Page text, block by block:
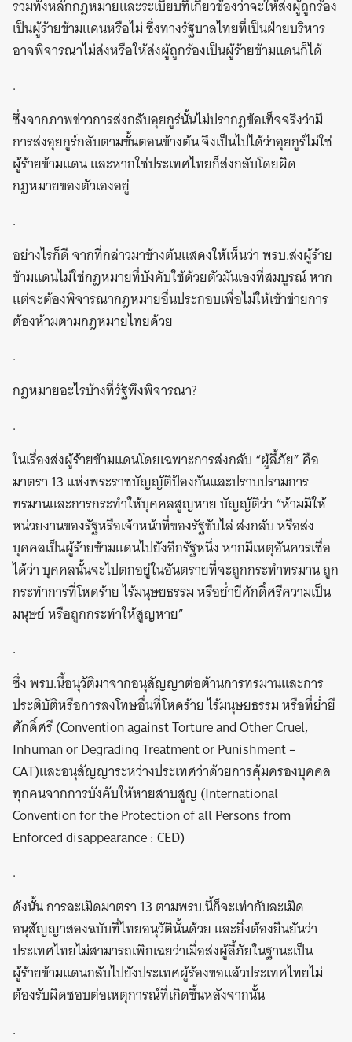
รวมทั้งหลักกฎหมายและระเบียบที่เกี่ยวข้องว่าจะให้ส่งผู้ถูกร้อง
เป็นผู้ร้ายข้ามแดนหรือไม่ ซึ่งทางรัฐบาลไทยที่เป็นฝ่ายบริหาร
อาจพิจารณาไม่ส่งหรือให้ส่งผู้ถูกร้องเป็นผู้ร้ายข้ามแดนก็ได้
.
ซึ่งจากภาพข่าวการส่งกลับอุยกูร์นั้นไม่ปรากฎข้อเท็จจริงว่ามี
การส่งอุยกูร์กลับตามขั้นตอนข้างต้น จึงเป็นไปได้ว่าอุยกูร์ไม่ใช่
ผู้ร้ายข้ามแดน และหากใช่ประเทศไทยก็ส่งกลับโดยผิด
กฎหมายของตัวเองอยู่
.
อย่างไรก็ดี จากที่กล่าวมาข้างต้นแสดงให้เห็นว่า พรบ.ส่งผู้ร้าย
ข้ามแดนไม่ใช่กฎหมายที่บังคับใช้ด้วยตัวมันเองที่สมบูรณ์ หาก
แต่จะต้องพิจารณากฎหมายอื่นประกอบเพื่อไม่ให้เข้าข่ายการ
ต้องห้ามตามกฎหมายไทยด้วย
.
กฎหมายอะไรบ้างที่รัฐพึงพิจารณา?
.
ในเรื่องส่งผู้ร้ายข้ามแดนโดยเฉพาะการส่งกลับ “ผู้ลี้ภัย” คือ
มาตรา 13 แห่งพระราชบัญญัติป้องกันและปราบปรามการ
ทรมานและการกระทำให้บุคคลสูญหาย บัญญัติว่า “ห้ามมิให้
หน่วยงานของรัฐหรือเจ้าหน้าที่ของรัฐขับไล่ ส่งกลับ หรือส่ง
บุคคลเป็นผู้ร้ายข้ามแดนไปยังอีกรัฐหนึ่ง หากมีเหตุอันควรเชื่อ
ได้ว่า บุคคลนั้นจะไปตกอยู่ในอันตรายที่จะถูกกระทำทรมาน ถูก
กระทำการที่โหดร้าย ไร้มนุษยธรรม หรือย่ำยีศักดิ์ศรีความเป็น
มนุษย์ หรือถูกกระทำให้สูญหาย”
.
ซึ่ง พรบ.นี้อนุวัติมาจากอนุสัญญาต่อต้านการทรมานและการ
ประติบัติหรือการลงโทษอื่นที่โหดร้าย ไร้มนุษยธรรม หรือที่ย่ำยี
ศักดิ์ศรี (Convention against Torture and Other Cruel,
Inhuman or Degrading Treatment or Punishment –
CAT)และอนุสัญญาระหว่างประเทศว่าด้วยการคุ้มครองบุคคล
ทุกคนจากการบังคับให้หายสาบสูญ (International
Convention for the Protection of all Persons from
Enforced disappearance : CED)
.
ดังนั้น การละเมิดมาตรา 13 ตามพรบ.นี้ก็จะเท่ากับละเมิด
อนุสัญญาสองฉบับที่ไทยอนุวัตินั้นด้วย และยิ่งต้องยืนยันว่า
ประเทศไทยไม่สามารถเพิกเฉยว่าเมื่อส่งผู้ลี้ภัยในฐานะเป็น
ผู้ร้ายข้ามแดนกลับไปยังประเทศผู้ร้องขอแล้วประเทศไทยไม่
ต้องรับผิดชอบต่อเหตุการณ์ที่เกิดขึ้นหลังจากนั้น
.